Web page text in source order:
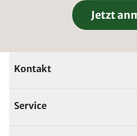
Jetzt
Kontakt
Service